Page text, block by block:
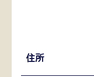
住所